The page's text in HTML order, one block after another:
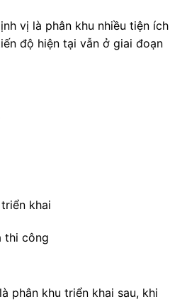
vị là phân khu nhiều tiện ích
độ hiện tại vẫn ở giai đoạn
khai
thi công
phân khu triển khai sau, khi